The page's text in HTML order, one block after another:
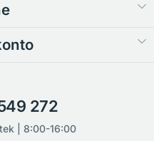
272
| 8:00-16:00